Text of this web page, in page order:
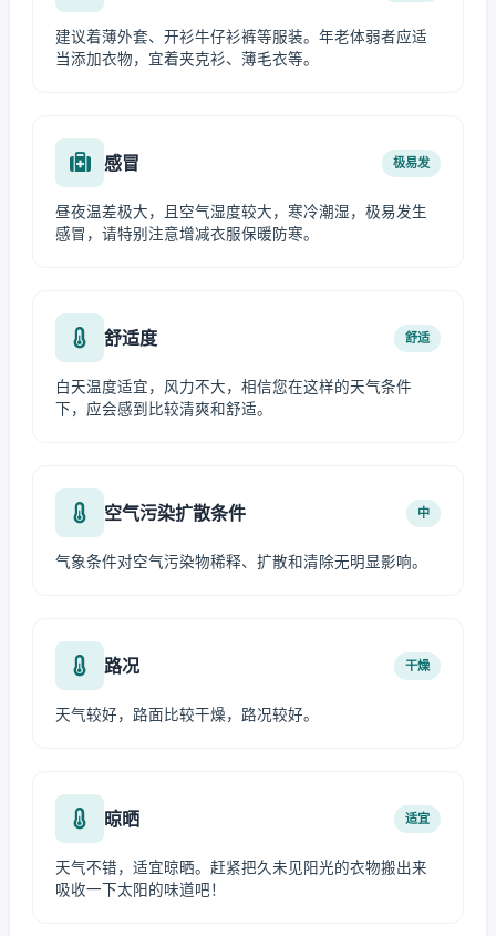
建议着薄外套、开衫牛仔衫裤等服装。年老体弱者应适
当添加衣物，宜着夹克衫、薄毛衣等。
感冒 极易发
昼夜温差极大，且空气湿度较大，寒冷潮湿，极易发生
感冒，请特别注意增减衣服保暖防寒。
舒适度 舒适
白天温度适宜，风力不大，相信您在这样的天气条件
下，应会感到比较清爽和舒适。
空气污染扩散条件 中
气象条件对空气污染物稀释、扩散和清除无明显影响。
路况 干燥
天气较好，路面比较干燥，路况较好。
晾晒 适宜
天气不错，适宜晾晒。赶紧把久未见阳光的衣物搬出来
吸收一下太阳的味道吧！